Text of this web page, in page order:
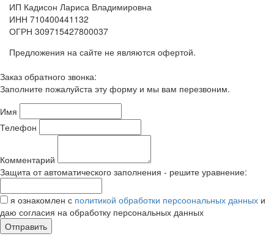
ИП Кадисон Лариса Владимировна
ИНН 710400441132
ОГРН 309715427800037
Предложения на сайте не являются офертой.
Заказ обратного звонка:
Заполните пожалуйста эту форму и мы вам перезвоним.
Имя
Телефон
Комментарий
Защита от автоматического заполнения - решите уравнение:
я ознакомлен с политикой обработки персоональных данных и
даю согласия на обработку персональных данных
Отправить